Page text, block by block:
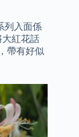
列入面係
大紅花話
帶有好似